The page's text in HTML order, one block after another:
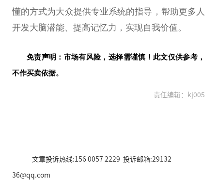
懂的方式为大众提供专业系统的指导，帮助更多人
开发大脑潜能、提高记忆力，实现自我价值。
免责声明：市场有风险，选择需谨慎！此文仅供参考，
不作买卖依据。
责任编辑：kj005
文章投诉热线:156 0057 2229 投诉邮箱:29132
36@qq.com